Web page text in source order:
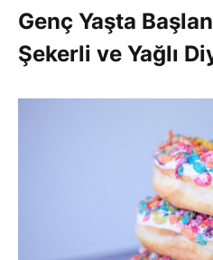
Genç Yaşta
Şekerli ve Yağlı